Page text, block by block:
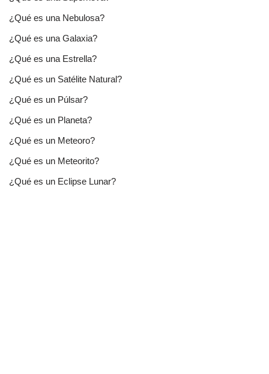
¿Qué es una Nebulosa?
¿Qué es una Galaxia?
¿Qué es una Estrella?
¿Qué es un Satélite Natural?
¿Qué es un Púlsar?
¿Qué es un Planeta?
¿Qué es un Meteoro?
¿Qué es un Meteorito?
¿Qué es un Eclipse Lunar?